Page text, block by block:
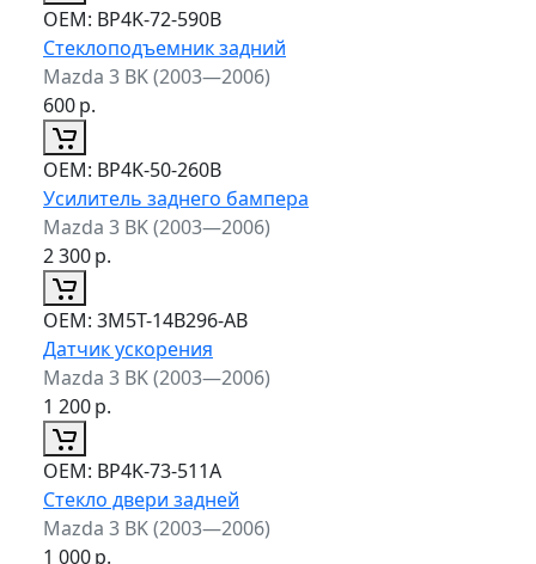
ОЕМ: BP4K-72-590B
Стеклоподъемник задний
Mazda 3 BK (2003—2006)
600р.
ОЕМ: BP4K-50-260B
Усилитель заднего бампера
Mazda 3 BK (2003—2006)
2 300р.
ОЕМ: 3M5T-14B296-AB
Датчик ускорения
Mazda 3 BK (2003—2006)
1 200р.
ОЕМ: BP4K-73-511A
Стекло двери задней
Mazda 3 BK (2003—2006)
1 000р.